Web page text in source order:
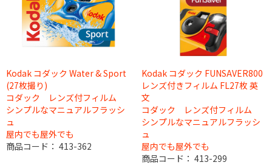
Kodak コダック Water & Sport
(27枚撮り)
コダック レンズ付フィルム
シンプルなマニュアルフラッシ
ュ
屋内でも屋外でも
商品コード： 413-362
Kodak コダック FUNSAVER800
レンズ付きフィルム FL27枚 英
文
コダック レンズ付フィルム
シンプルなマニュアルフラッシ
ュ
屋内でも屋外でも
商品コード： 413-299